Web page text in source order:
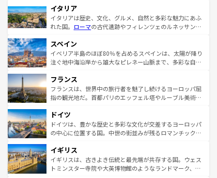
イタリア
イタリアは歴史、文化、グルメ、自然と多彩な魅力にあふ
れた国。 ローマの古代遺跡やフィレンツェのルネッサンス
ろん、トスカーナの美しい田園風景やアマルフィ海岸の絶
景など、自然景観も見逃せない。観光の合間には、本場の
ピザやパスタなど、絶品のイタリア料理を堪能することも
ませてくれるイタリアで、忘れられない旅をしてみよう！
なお、新着のイタリア情報はコンテンツ一覧 を参照してほ
しい。
スペイン
イベリア半島のほぼ80％を占めるスペインは、太陽が降り
注ぐ地中海沿岸から雄大なピレネー山脈まで、多彩な自然
文化が根付くこの国では、情熱的なフラメンコ、熱気あふ
れる闘牛、そして美味しいタパスが生活の一部となってい
る。首都マドリードの洗練された雰囲気や、バルセロナの
の城塞都市、穏やかなビーチリゾートまで多彩な表情を見
せる。地方によって風土や気候が異なるスペインはその個
性で訪れる人を魅了する。 なお、新着のスペイン情報はコ
フランス
フランスは、世界中の旅行者を魅了し続けるヨーロッパ屈
指の観光地だ。首都パリのエッフェル塔やルーブル美術館
で、幅広い魅力が詰まっている。華麗な宮殿、歴史的な大
聖堂、美しいビーチ、そして豊かな自然が、訪れる者を心
から魅了する。また、フランスは美食の国としても知ら
いる。シャンパンの発祥地であるランス、プロヴァンスの
香り高いラベンダー畑など、多彩な楽しみ方が可能だ。さ
らに、パリ以外の地域にも魅力が溢れており、どの街角に
ドイツ
ドイツは、豊かな歴史と多彩な文化が交差するヨーロッパ
の中心に位置する国。中世の街並みが残るロマンチック街
顔を持つこの国は、どこを歩いても飽きることがない。ベ
ルリンの文化的活気、バイエルン州のアルプスの絶景、そ
してライン川沿いのワイン畑といった風景は必見。ビール
イギリス
イギリスは、古きよき伝統と最先端が共存する国。ウェス
トミンスター寺院や大英博物館のようなランドマーク、歴